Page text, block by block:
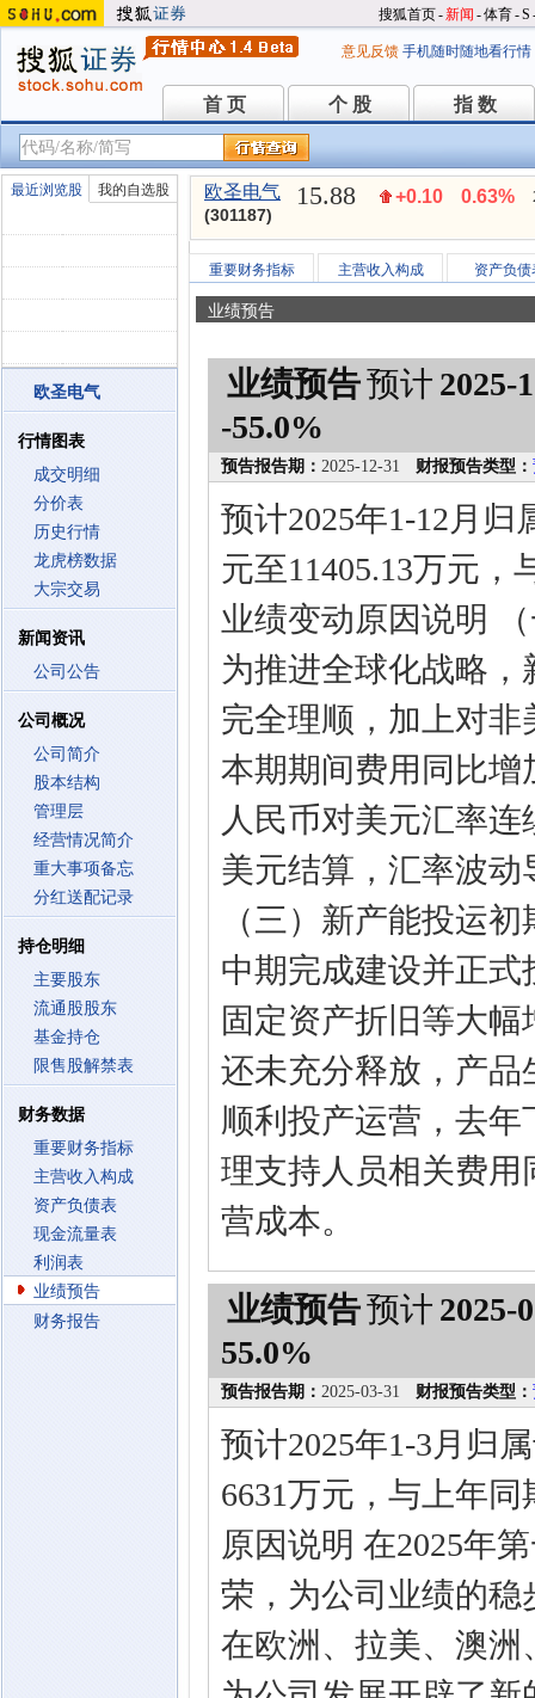
搜狐首页-新闻 -体育-S
意见反馈 手机随时随地看行情
首 页
首 页 个 股
个 股 指 数
指 数
最近浏览股 我的自选股
欧圣电气
行情图表
成交明细
分价表
历史行情
龙虎榜数据
大宗交易
新闻资讯
公司公告
公司概况
公司简介
股本结构
管理层
经营情况简介
重大事项备忘
分红送配记录
持仓明细
主要股东
流通股股东
基金持仓
限售股解禁表
财务数据
重要财务指标
主营收入构成
资产负债表
现金流量表
利润表
业绩预告
财务报告
欧圣电气
(301187)
15.88 +0.10 0.63%
重要财务指标 主营收入构成 资产负债
业绩预告
业绩预告预计 2025-
-55.0%
预告报告期： 2025-12-31 财报预告类型：
预计2025年1-12月归
元至11405.13万元，
业绩变动原因说明
为推进全球化战略
完全理顺，加上对
本期期间费用同比
人民币对美元汇率
美元结算，汇率波
（三）新产能投运
中期完成建设并正
固定资产折旧等大
还未充分释放，产
顺利投产运营，去
理支持人员相关费
营成本。
业绩预告预计 2025-
55.0%
预告报告期： 2025-03-31 财报预告类型：
预计2025年1-3月归
6631万元，与上年
原因说明 在2025年
荣，为公司业绩的
在欧洲、拉美、澳